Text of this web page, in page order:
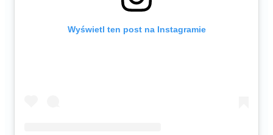
Wyświetl ten post na Instagramie